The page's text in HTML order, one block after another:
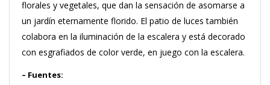
florales y vegetales, que dan la sensación de asomarse a
un jardín eternamente florido. El patio de luces también
colabora en la iluminación de la escalera y está decorado
con esgrafiados de color verde, en juego con la escalera.
– Fuentes: